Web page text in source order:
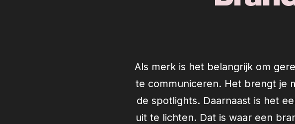
Als merk is het belangrijk om
te communiceren. Het brengt je
de spotlights. Daarnaast is het
uit te lichten. Dat is waar een